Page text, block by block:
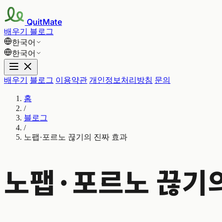
QuitMate
배우기 블로그
한국어
한국어
배우기 블로그 이용약관 개인정보처리방침 문의
홈
/
블로그
/
노팹·포르노 끊기의 진짜 효과
노팹·포르노 끊기